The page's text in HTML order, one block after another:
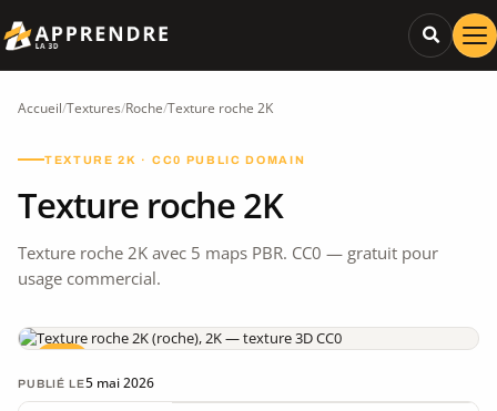
Accueil/Textures/Roche/Texture roche 2K
TEXTURE 2K · CC0 PUBLIC DOMAIN
Texture roche 2K
Texture roche 2K avec 5 maps PBR. CC0 — gratuit pour
usage commercial.
PUBLIÉ LE5 mai 2026